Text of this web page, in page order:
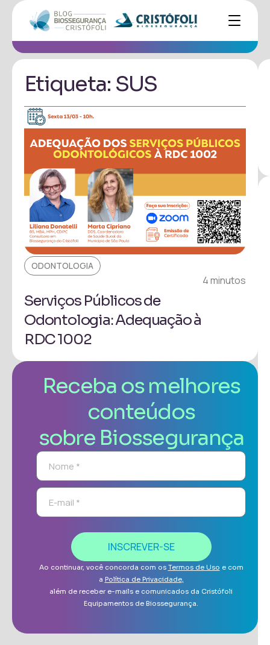
Etiqueta: SUS
ODONTOLOGIA
4 minutos
Serviços Públicos de
Odontologia: Adequação à
RDC 1002
Receba os melhores
conteúdos
sobre Biossegurança
INSCREVER-SE
Ao continuar, você concorda com os Termos de Uso e com
a Política de Privacidade,
além de receber e-mails e comunicados da Cristófoli
Equipamentos de Biossegurança.